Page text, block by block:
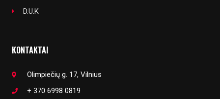
D.U.K
KONTAKTAI
Olimpiečių g. 17, Vilnius
+ 370 6998 0819